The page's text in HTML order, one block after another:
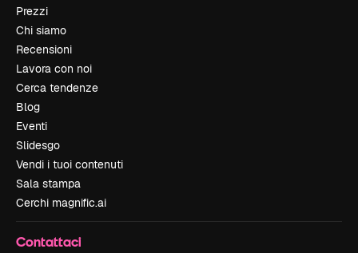
Prezzi
Chi siamo
Recensioni
Lavora con noi
Cerca tendenze
Blog
Eventi
Slidesgo
Vendi i tuoi contenuti
Sala stampa
Cerchi magnific.ai
Contattaci